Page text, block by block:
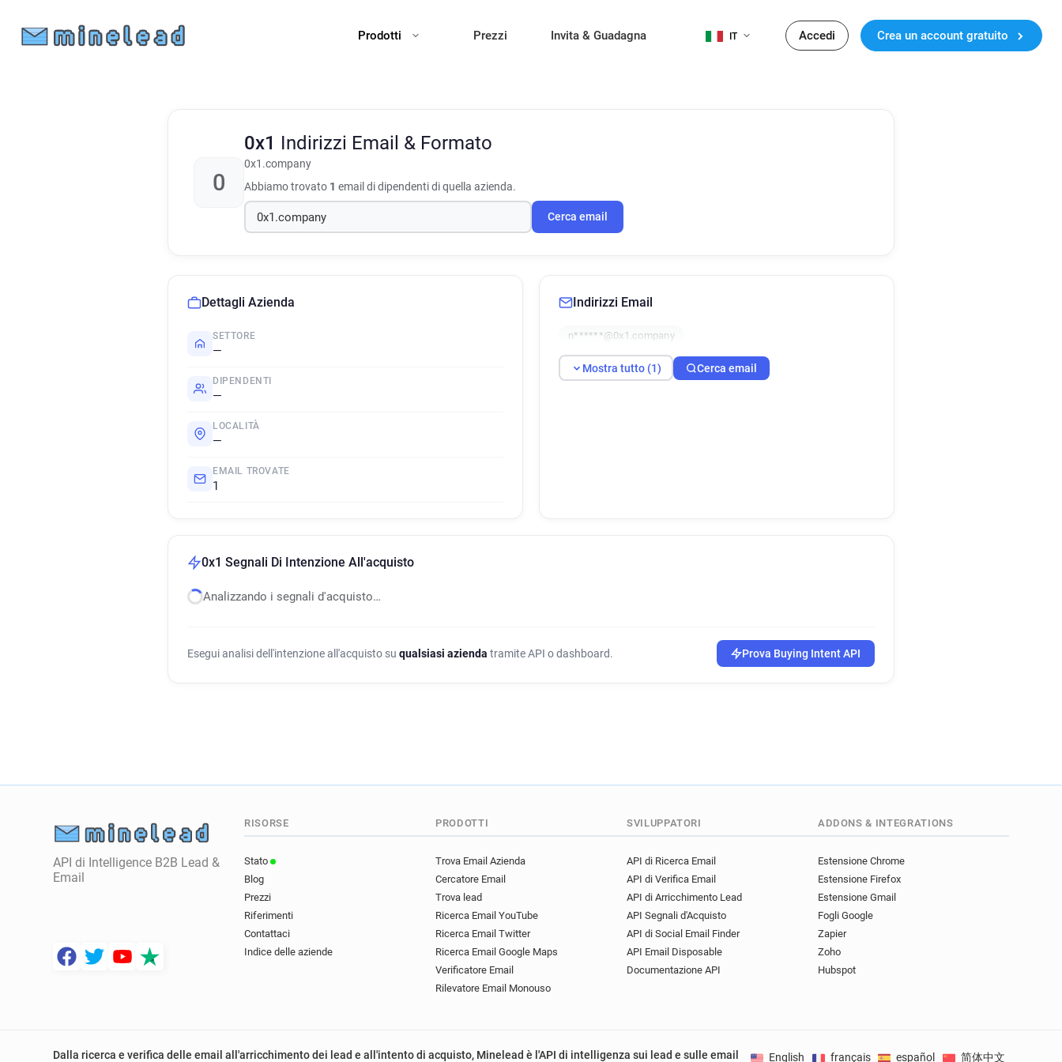
Prodotti Prezzi Invita & Guadagna IT Accedi Crea un account gratuito
0
0x1 Indirizzi Email & Formato
0x1.company
Abbiamo trovato 1 email di dipendenti di quella azienda.
Cerca email
Dettagli Azienda
SETTORE
—
DIPENDENTI
—
LOCALITÀ
—
EMAIL TROVATE
1
Indirizzi Email
n******@0x1.company
Mostra tutto (1) Cerca email
0x1 Segnali Di Intenzione All'acquisto
Analizzando i segnali d'acquisto…
Esegui analisi dell'intenzione all'acquisto su qualsiasi azienda tramite API o dashboard. Prova Buying Intent API
API di Intelligence B2B Lead &
Email
RISORSE
Stato
Blog
Prezzi
Riferimenti
Contattaci
Indice delle aziende
PRODOTTI
Trova Email Azienda
Cercatore Email
Trova lead
Ricerca Email YouTube
Ricerca Email Twitter
Ricerca Email Google Maps
Verificatore Email
Rilevatore Email Monouso
SVILUPPATORI
API di Ricerca Email
API di Verifica Email
API di Arricchimento Lead
API Segnali d'Acquisto
API di Social Email Finder
API Email Disposable
Documentazione API
ADDONS & INTEGRATIONS
Estensione Chrome
Estensione Firefox
Estensione Gmail
Fogli Google
Zapier
Zoho
Hubspot
Dalla ricerca e verifica delle email all'arricchimento dei lead e all'intento di acquisto, Minelead è l'API di intelligenza sui lead e sulle email
English français español 简体中文